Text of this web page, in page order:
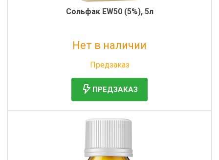
Сольфак EW50 (5%), 5л
Нет в наличии
Предзаказ
ПРЕДЗАКАЗ